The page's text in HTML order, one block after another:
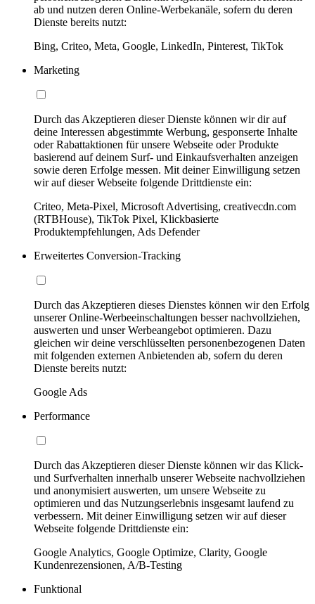
ab und nutzen deren Online-Werbekanäle, sofern du deren
Dienste bereits nutzt:
Bing, Criteo, Meta, Google, LinkedIn, Pinterest, TikTok
Marketing
Durch das Akzeptieren dieser Dienste können wir dir auf
deine Interessen abgestimmte Werbung, gesponserte Inhalte
oder Rabattaktionen für unsere Webseite oder Produkte
basierend auf deinem Surf- und Einkaufsverhalten anzeigen
sowie deren Erfolge messen. Mit deiner Einwilligung setzen
wir auf dieser Webseite folgende Drittdienste ein:
Criteo, Meta-Pixel, Microsoft Advertising, creativecdn.com
(RTBHouse), TikTok Pixel, Klickbasierte
Produktempfehlungen, Ads Defender
Erweitertes Conversion-Tracking
Durch das Akzeptieren dieses Dienstes können wir den Erfolg
unserer Online-Werbeeinschaltungen besser nachvollziehen,
auswerten und unser Werbeangebot optimieren. Dazu
gleichen wir deine verschlüsselten personenbezogenen Daten
mit folgenden externen Anbietenden ab, sofern du deren
Dienste bereits nutzt:
Google Ads
Performance
Durch das Akzeptieren dieser Dienste können wir das Klick-
und Surfverhalten innerhalb unserer Webseite nachvollziehen
und anonymisiert auswerten, um unsere Webseite zu
optimieren und das Nutzungserlebnis insgesamt laufend zu
verbessern. Mit deiner Einwilligung setzen wir auf dieser
Webseite folgende Drittdienste ein:
Google Analytics, Google Optimize, Clarity, Google
Kundenrezensionen, A/B-Testing
Funktional